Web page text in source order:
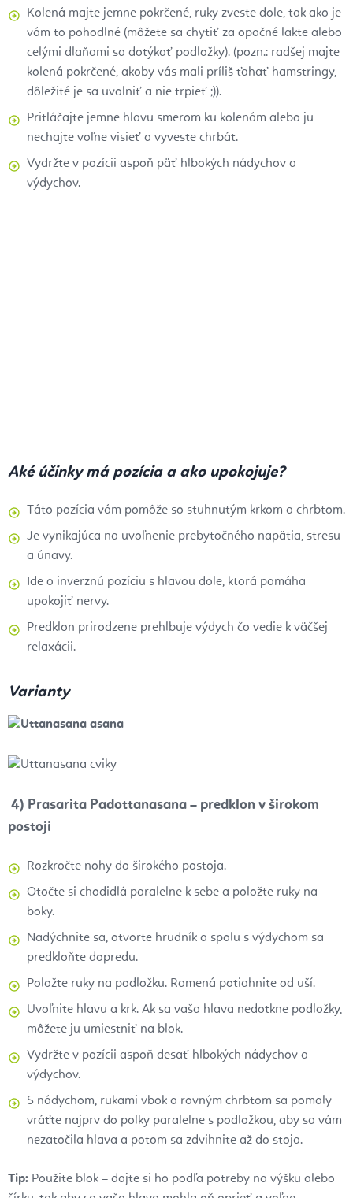
Kolená majte jemne pokrčené, ruky zveste dole, tak ako je
vám to pohodlné (môžete sa chytiť za opačné lakte alebo
celými dlaňami sa dotýkať podložky). (pozn.: radšej majte
kolená pokrčené, akoby vás mali príliš ťahať hamstringy,
dôležité je sa uvolniť a nie trpieť ;)).
Pritláčajte jemne hlavu smerom ku kolenám alebo ju
nechajte voľne visieť a vyveste chrbát.
Vydržte v pozícii aspoň päť hlbokých nádychov a
výdychov.
Aké účinky má pozícia a ako upokojuje?
Táto pozícia vám pomôže so stuhnutým krkom a chrbtom.
Je vynikajúca na uvoľnenie prebytočného napätia, stresu
a únavy.
Ide o inverznú pozíciu s hlavou dole, ktorá pomáha
upokojiť nervy.
Predklon prirodzene prehlbuje výdych čo vedie k väčšej
relaxácii.
Varianty
4) Prasarita Padottanasana – predklon v širokom
postoji
Rozkročte nohy do širokého postoja.
Otočte si chodidlá paralelne k sebe a položte ruky na
boky.
Nadýchnite sa, otvorte hrudník a spolu s výdychom sa
predkloňte dopredu.
Položte ruky na podložku. Ramená potiahnite od uší.
Uvoľnite hlavu a krk. Ak sa vaša hlava nedotkne podložky,
môžete ju umiestniť na blok.
Vydržte v pozícii aspoň desať hlbokých nádychov a
výdychov.
S nádychom, rukami vbok a rovným chrbtom sa pomaly
vráťte najprv do polky paralelne s podložkou, aby sa vám
nezatočila hlava a potom sa zdvihnite až do stoja.
Tip: Použite blok – dajte si ho podľa potreby na výšku alebo